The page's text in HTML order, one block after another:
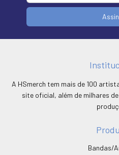
A HSmerch tem mais de 100
site oficial, além de milhares
Bandas/